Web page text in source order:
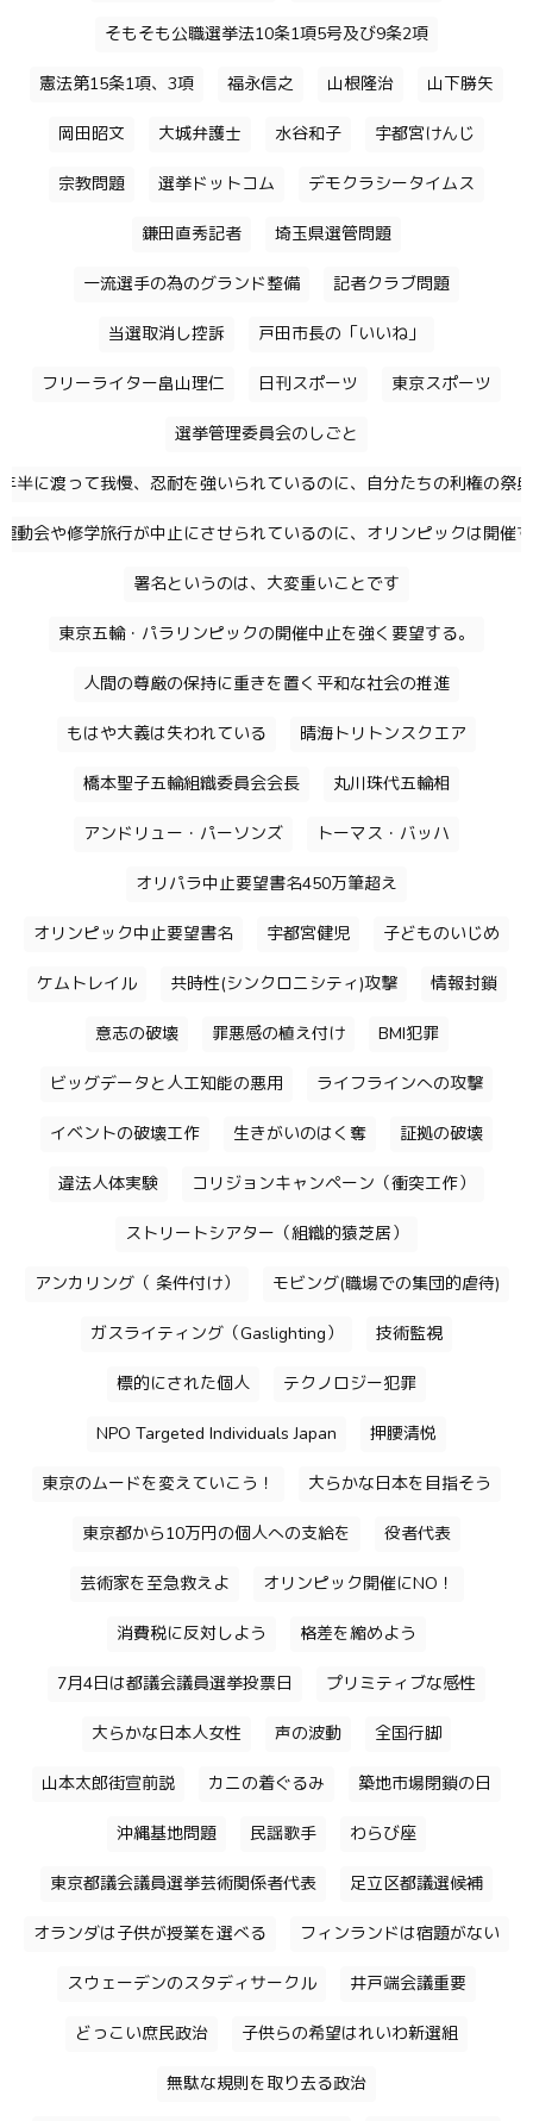
そもそも公職選挙法10条1項5号及び9条2項
憲法第15条1項、3項 福永信之 山根隆治 山下勝矢
岡田昭文 大城弁護士 水谷和子 宇都宮けんじ
宗教問題 選挙ドットコム デモクラシータイムス
鎌田直秀記者 埼玉県選管問題
一流選手の為のグランド整備 記者クラブ問題
当選取消し控訴 戸田市長の「いいね」
フリーライター畠山理仁 日刊スポーツ 東京スポーツ
選挙管理委員会のしごと
半に渡って我慢、忍耐を強いられているのに、自分たちの利権の祭
動会や修学旅行が中止にさせられているのに、オリンピックは開催
署名というのは、大変重いことです
東京五輪・パラリンピックの開催中止を強く要望する。
人間の尊厳の保持に重きを置く平和な社会の推進
もはや大義は失われている 晴海トリトンスクエア
橋本聖子五輪組織委員会会長 丸川珠代五輪相
アンドリュー・パーソンズ トーマス・バッハ
オリパラ中止要望書名450万筆超え
オリンピック中止要望書名 宇都宮健児 子どものいじめ
ケムトレイル 共時性(シンクロニシティ)攻撃 情報封鎖
意志の破壊 罪悪感の植え付け BMI犯罪
ビッグデータと人工知能の悪用 ライフラインへの攻撃
イベントの破壊工作 生きがいのはく奪 証拠の破壊
違法人体実験 コリジョンキャンペーン（衝突工作）
ストリートシアター（組織的猿芝居）
アンカリング（ 条件付け） モビング(職場での集団的虐待)
ガスライティング（Gaslighting） 技術監視
標的にされた個人 テクノロジー犯罪
NPO Targeted Individuals Japan 押腰清悦
東京のムードを変えていこう！ 大らかな日本を目指そう
東京都から10万円の個人への支給を 役者代表
芸術家を至急救えよ オリンピック開催にNO！
消費税に反対しよう 格差を縮めよう
7月4日は都議会議員選挙投票日 プリミティブな感性
大らかな日本人女性 声の波動 全国行脚
山本太郎街宣前説 カニの着ぐるみ 築地市場閉鎖の日
沖縄基地問題 民謡歌手 わらび座
東京都議会議員選挙芸術関係者代表 足立区都議選候補
オランダは子供が授業を選べる フィンランドは宿題がない
スウェーデンのスタディサークル 井戸端会議重要
どっこい庶民政治 子供らの希望はれいわ新選組
無駄な規則を取り去る政治